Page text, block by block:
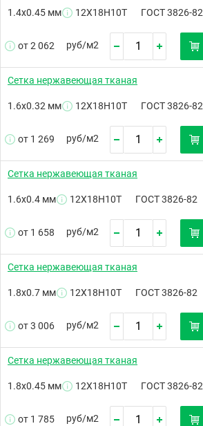
1.4х0.45 мм 12Х18Н10Т ГОСТ 3826-82
от 2 062 руб/м2
Сетка нержавеющая тканая
1.6х0.32 мм 12Х18Н10Т ГОСТ 3826-82
от 1 269 руб/м2
Сетка нержавеющая тканая
1.6х0.4 мм 12Х18Н10Т ГОСТ 3826-82
от 1 658 руб/м2
Сетка нержавеющая тканая
1.8х0.7 мм 12Х18Н10Т ГОСТ 3826-82
от 3 006 руб/м2
Сетка нержавеющая тканая
1.8х0.45 мм 12Х18Н10Т ГОСТ 3826-82
от 1 785 руб/м2